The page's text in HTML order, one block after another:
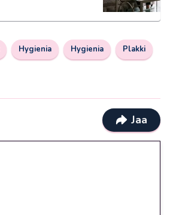
Hygienia Hygienia Plakki
Jaa